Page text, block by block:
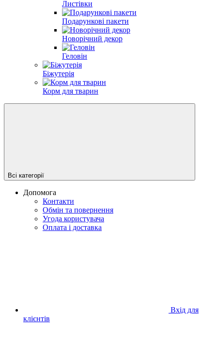
Листівки
Подарункові пакети
Новорічний декор
Геловін
Біжутерія
Корм для тварин
Всі категорії
Допомога
Контакти
Обмін та повернення
Угода користувача
Оплата і доставка
Вхід для
клієнтів